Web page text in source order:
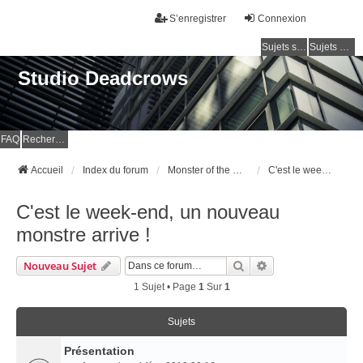
Connexion
S’enregistrer
Sujets sans réponse Sujets actifs
Studio Deadcrows
FAQ Rechercher
Accueil Index du forum Monster of the Week C'est le week-end, un nouveau monstre arrive !
C'est le week-end, un nouveau
monstre arrive !
Nouveau Sujet Rechercher
1 Sujet • Page 1Sur 1
Sujets
Présentation